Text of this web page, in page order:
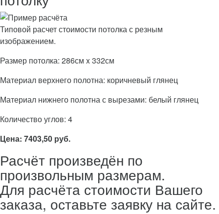
Типовой расчет стоимости потолка с резным
изображением.
Размер потолка: 286см x 332см
Материал верхнего полотна: коричневый глянец
Материал нижнего полотна с вырезами: белый глянец
Количество углов: 4
Цена: 7403,50 руб.
Расчёт произведён по
произвольным размерам.
Для расчёта стоимости Вашего
заказа, оставьте заявку на сайте.